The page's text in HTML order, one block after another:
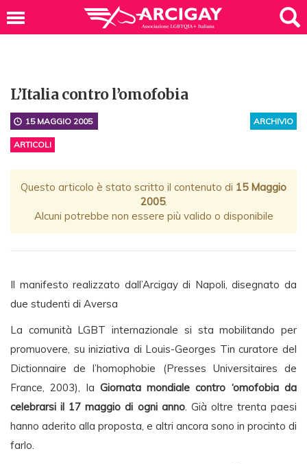
L’Italia contro l’omofobia
ARCHIVIO
15 MAGGIO 2005
ARTICOLI
Questo articolo è stato scritto il contenuto di 15 Maggio
2005.
Alcuni potrebbe non essere più valido o disponibile
Il manifesto realizzato dall’Arcigay di Napoli, disegnato da
due studenti di Aversa
La comunità LGBT internazionale si sta mobilitando per
promuovere, su iniziativa di Louis-Georges Tin curatore del
Dictionnaire de l’homophobie (Presses Universitaires de
France, 2003), la Giornata mondiale contro ‘omofobia da
celebrarsi il 17 maggio di ogni anno. Già oltre trenta paesi
hanno aderito alla proposta, e altri ancora sono in procinto di
farlo.